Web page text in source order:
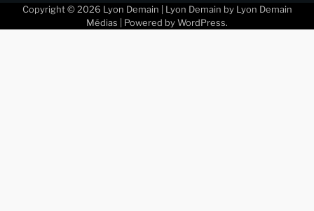
Copyright © 2026 Lyon Demain | Lyon Demain by Lyon Demain
Médias | Powered by WordPress.